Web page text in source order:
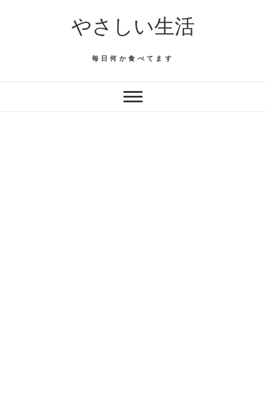
やさしい生活
毎日何か食べてます